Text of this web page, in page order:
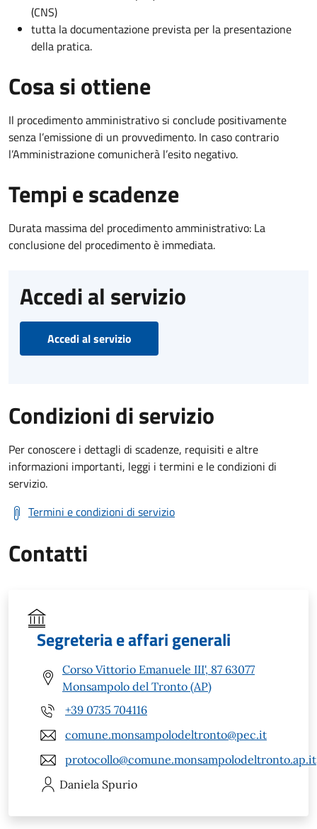
(CNS)
tutta la documentazione prevista per la presentazione
della pratica.
Cosa si ottiene
Il procedimento amministrativo si conclude positivamente
senza l’emissione di un provvedimento. In caso contrario
l’Amministrazione comunicherà l’esito negativo.
Tempi e scadenze
Durata massima del procedimento amministrativo: La
conclusione del procedimento è immediata.
Accedi al servizio
Accedi al servizio
Condizioni di servizio
Per conoscere i dettagli di scadenze, requisiti e altre
informazioni importanti, leggi i termini e le condizioni di
servizio.
Termini e condizioni di servizio
Contatti
Segreteria e affari generali
Corso Vittorio Emanuele III', 87 63077
Monsampolo del Tronto (AP)
+39 0735 704116
comune.monsampolodeltronto@pec.it
protocollo@comune.monsampolodeltronto.ap.it
Daniela Spurio